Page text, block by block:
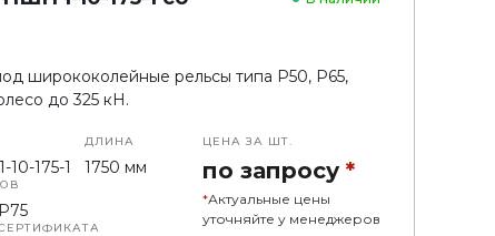
ширококолейные рельсы типа Р50, Р65,
до 325 кН.
175-1
ДЛИНА
1750 мм
ЦЕНА ЗА ШТ.
по запросу *
*Актуальные цены
уточняйте у менеджеров